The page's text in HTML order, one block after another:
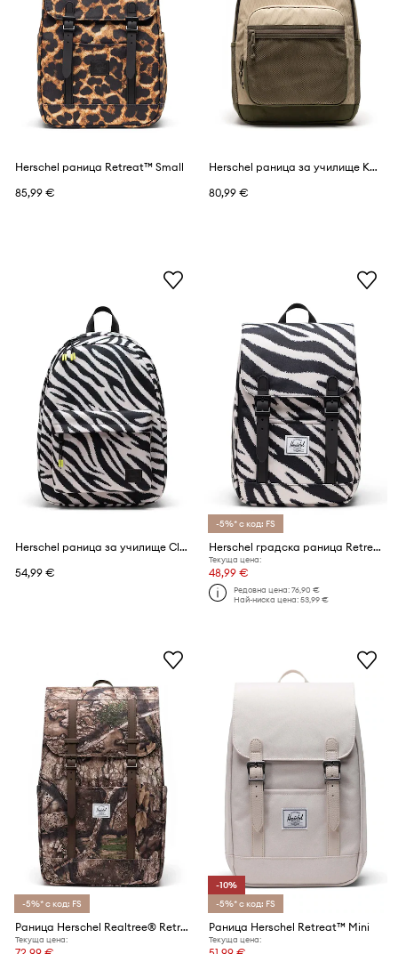
Herschel раница Retreat™ Small
85,99 €
Herschel раница за училище Kaine
80,99 €
Herschel раница за училище Classic™
54,99 €
-5%* с код: FS
Herschel градска раница Retreat™ Mini
Текуща цена:
48,99 €
Редовна цена:76,90 €
Най-ниска цена:53,99 €
-5%* с код: FS
Раница Herschel Realtree® Retreat™
Текуща цена:
-10%
-5%* с код: FS
Раница Herschel Retreat™ Mini
Текуща цена: